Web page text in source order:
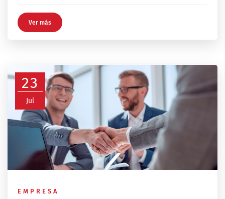
Ver más
23
Jul
EMPRESA